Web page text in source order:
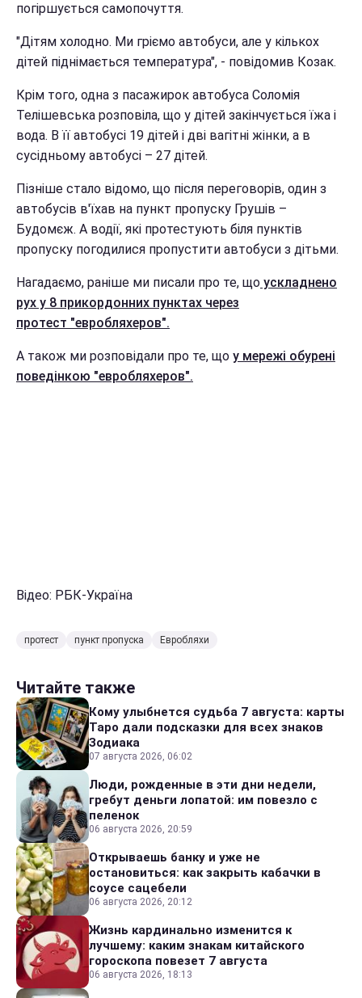
погіршується самопочуття.
"Дітям холодно. Ми гріємо автобуси, але у кількох
дітей піднімається температура", - повідомив Козак.
Крім того, одна з пасажирок автобуса Соломія
Телішевська розповіла, що у дітей закінчується їжа і
вода. В її автобусі 19 дітей і дві вагітні жінки, а в
сусідньому автобусі – 27 дітей.
Пізніше стало відомо, що після переговорів, один з
автобусів в'їхав на пункт пропуску Грушів –
Будомєж. А водії, які протестують біля пунктів
пропуску погодилися пропустити автобуси з дітьми.
Нагадаємо, раніше ми писали про те, що ускладнено
рух у 8 прикордонних пунктах через
протест "евробляхеров".
А також ми розповідали про те, що у мережі обурені
поведінкою "евробляхеров".
Відео: РБК-Україна
протест пункт пропуска Евробляхи
Читайте также
Кому улыбнется судьба 7 августа: карты
Таро дали подсказки для всех знаков
Зодиака
07 августа 2026, 06:02
Люди, рожденные в эти дни недели,
гребут деньги лопатой: им повезло с
пеленок
06 августа 2026, 20:59
Открываешь банку и уже не
остановиться: как закрыть кабачки в
соусе сацебели
06 августа 2026, 20:12
Жизнь кардинально изменится к
лучшему: каким знакам китайского
гороскопа повезет 7 августа
06 августа 2026, 18:13